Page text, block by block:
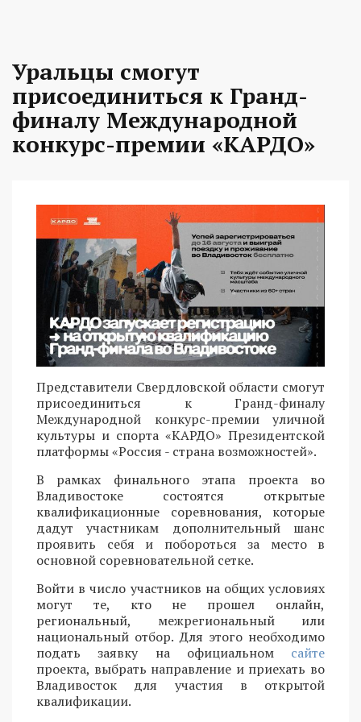
Уральцы смогут
присоединиться к Гранд-
финалу Международной
конкурс-премии «КАРДО»
Представители Свердловской области смогут
присоединиться к Гранд-финалу
Международной конкурс-премии уличной
культуры и спорта «КАРДО» Президентской
платформы «Россия - страна возможностей».
В рамках финального этапа проекта во
Владивостоке состоятся открытые
квалификационные соревнования, которые
дадут участникам дополнительный шанс
проявить себя и побороться за место в
основной соревновательной сетке.
Войти в число участников на общих условиях
могут те, кто не прошел онлайн,
региональный, межрегиональный или
национальный отбор. Для этого необходимо
подать заявку на официальном сайте
проекта, выбрать направление и приехать во
Владивосток для участия в открытой
квалификации.